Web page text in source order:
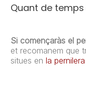
Quant de
Si començaràs el
et recomanem que
situes en la pernilera